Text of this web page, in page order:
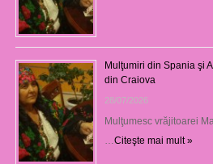
Mulţumiri din Spania şi
din Craiova
28/07/2026
Mulţumesc vrăjitoarei
Citeşte mai mult »